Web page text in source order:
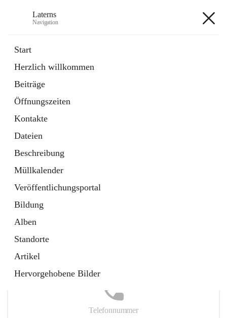
Laterns
Navigation
Start
Herzlich willkommen
Beiträge
Öffnungszeiten
Kontakte
Dateien
Beschreibung
Müllkalender
Veröffentlichungsportal
Bildung
Alben
Standorte
Artikel
Hervorgehobene Bilder
11 Schnellzugriffe
Soziales
1 Schnellzugriff
Telefonnummer